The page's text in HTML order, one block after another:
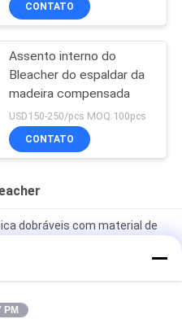
CONTATO
Assento interno do
Bleacher do espaldar da
madeira compensada
USD150-250/pcs MOQ:100pcs
CONTATO
dobráveis com material de
com opção de piso de
e corrimão
PM